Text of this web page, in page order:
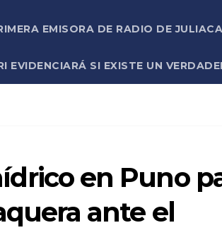
EMISORA DE RADIO DE JULIACA
SI EXISTE UN
en Puno
ante el